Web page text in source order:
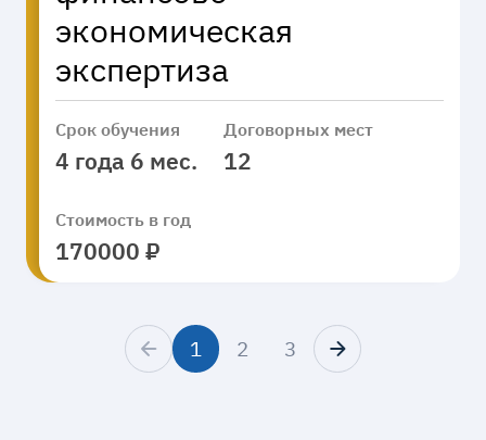
экономическая
экспертиза
Срок обучения
4 года 6 мес.
Договорных мест
12
Стоимость в год
170000 ₽
1 2 3